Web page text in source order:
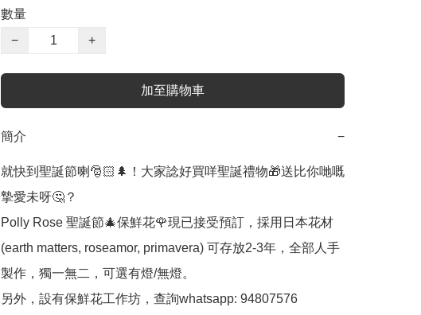
數量
−
+
加至購物車
簡介 −
就快到聖誕節喇🎅🏻🌲！大家諗好買咩聖誕禮物🎁送比你哋嘅
摯愛未呀🤔？
Polly Rose 聖誕節🎄保鮮花🌹現已接受預訂，採用日本花材
(earth matters, roseamor, primavera) 可存放2-3年，全部人手
製作，獨一無二，可選有燈/無燈。
另外，設有保鮮花工作坊，查詢whatsapp: 94807576